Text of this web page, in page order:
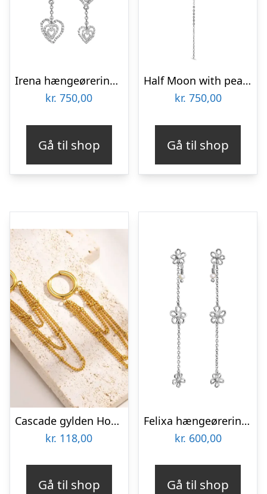
Irena hængeøreringe – sølv
kr. 750,00
Gå til shop
Half Moon with pearl chain ørering – sølv
kr. 750,00
Gå til shop
Cascade gylden Hoop – Lang Kæde-Ørering i Forgyldt Stål
kr. 118,00
Gå til shop
Felixa hængeøreringe – sølv
kr. 600,00
Gå til shop